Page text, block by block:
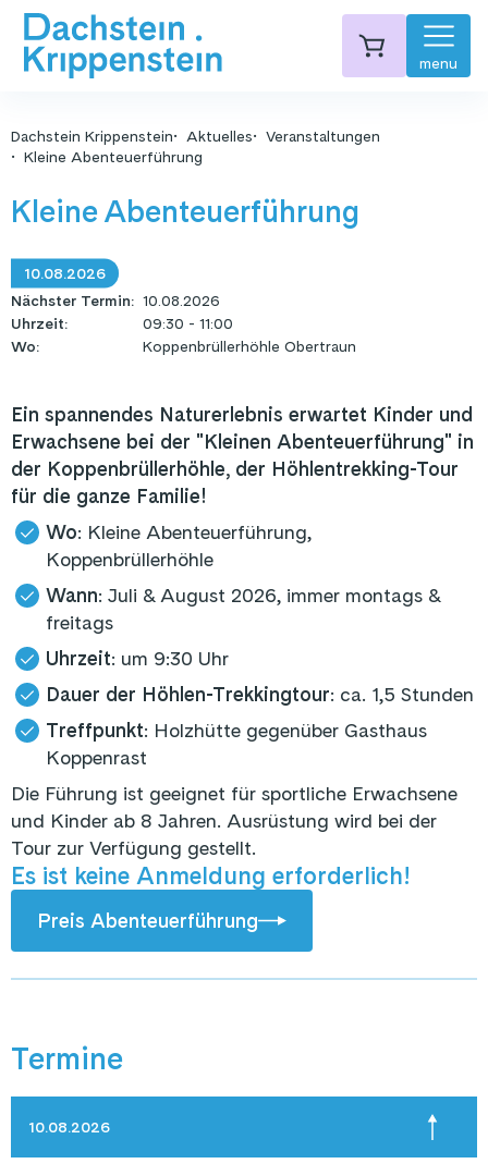
menu
Dachstein Krippenstein Aktuelles
Veranstaltungen
Kleine Abenteuerführung
Kleine Abenteuerführung
10.08.2026
Nächster Termin: 10.08.2026
Uhrzeit:
09:30 - 11:00
Wo: Koppenbrüllerhöhle Obertraun
Ein spannendes Naturerlebnis erwartet Kinder und
Erwachsene bei der "Kleinen Abenteuerführung" in
der Koppenbrüllerhöhle, der Höhlentrekking-Tour
für die ganze Familie!
Wo: Kleine Abenteuerführung,
Koppenbrüllerhöhle
Wann: Juli & August 2026, immer montags &
freitags
Uhrzeit: um 9:30 Uhr
Dauer der Höhlen-Trekkingtour: ca. 1,5 Stunden
Treffpunkt: Holzhütte gegenüber Gasthaus
Koppenrast
Die Führung ist geeignet für sportliche Erwachsene
und Kinder ab 8 Jahren. Ausrüstung wird bei der
Tour zur Verfügung gestellt.
Es ist keine Anmeldung erforderlich!
Preis Abenteuerführung
Termine
10.08.2026